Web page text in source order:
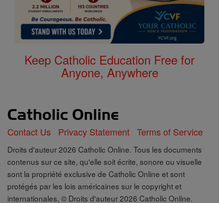
Keep Catholic Education Free for
Anyone, Anywhere
Contact Us Privacy Statement Terms of Service
Droits d'auteur 2026 Catholic Online. Tous les documents
contenus sur ce site, qu'elle soit écrite, sonore ou visuelle
sont la propriété exclusive de Catholic Online et sont
protégés par les lois américaines sur le copyright et
internationales, © Droits d'auteur 2026 Catholic Online.